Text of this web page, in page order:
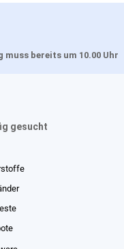
bereits um 10.00 Uhr
gesucht